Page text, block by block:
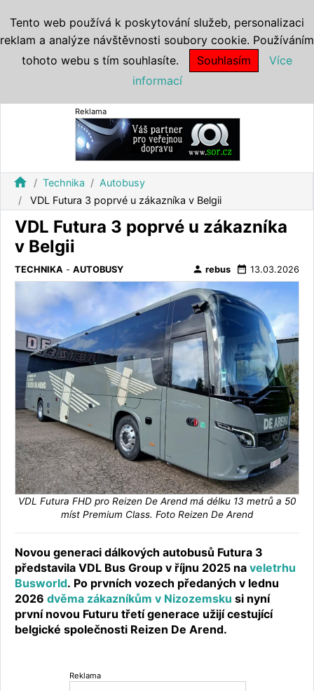
Reklama
home Technika
Autobusy
VDL Futura 3 poprvé u zákazníka v Belgii
VDL Futura 3 poprvé u zákazníka
v Belgii
TECHNIKA - AUTOBUSY person rebus date_range 13.03.2026
VDL Futura FHD pro Reizen De Arend má délku 13 metrů a 50
míst Premium Class. Foto Reizen De Arend
Novou generaci dálkových autobusů Futura 3
představila VDL Bus Group v říjnu 2025 na veletrhu
Busworld. Po prvních vozech předaných v lednu
2026 dvěma zákazníkům v Nizozemsku si nyní
první novou Futuru třetí generace užijí cestující
belgické společnosti Reizen De Arend.
Reklama
Tento web používá k poskytování služeb, personalizaci
reklam a analýze návštěvnosti soubory cookie. Používáním
tohoto webu s tím souhlasíte.
Souhlasím
Více
informací